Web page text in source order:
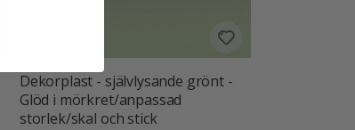
Dekorplast - självlysande grönt -
Glöd i mörkret/anpassad
storlek/skal och stick